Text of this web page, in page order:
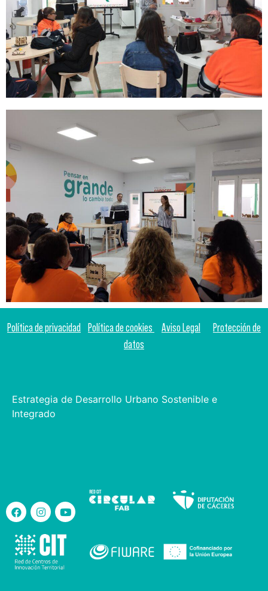
Política de privacidad Política de cookies Aviso Legal
Protección de
datos
Estrategia de Desarrollo Urbano Sostenible e
Integrado